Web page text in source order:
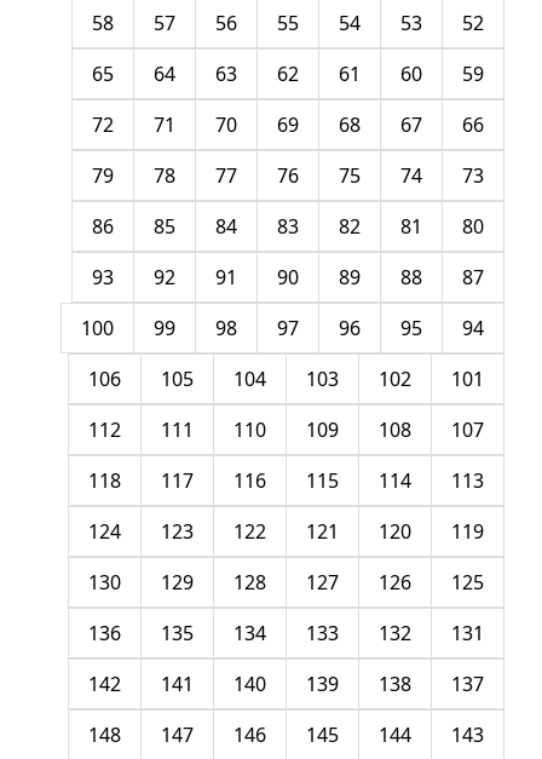
52
53
54
55
56
57
58
59
60
61
62
63
64
65
66
67
68
69
70
71
72
73
74
75
76
77
78
79
80
81
82
83
84
85
86
87
88
89
90
91
92
93
94
95
96
97
98
99
100
101
102
103
104
105
106
107
108
109
110
111
112
113
114
115
116
117
118
119
120
121
122
123
124
125
126
127
128
129
130
131
132
133
134
135
136
137
138
139
140
141
142
143
144
145
146
147
148